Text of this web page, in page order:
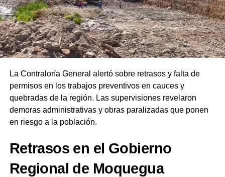
Ejecutivo, el líder instó a la ciudadanía a interceder por
las autoridades salientes y entrantes. Finalmente,
remarcó que las Asambleas de Dios del Perú celebran su
19.ª Confraternidad Regional en Ilo reafirmando el
compromiso de la iglesia de orar constantemente por el
bienestar del país.
La Contraloría General alertó sobre retrasos y falta de
permisos en los trabajos preventivos en cauces y
quebradas de la región. Las supervisiones revelaron
demoras administrativas y obras paralizadas que ponen
en riesgo a la población.
Retrasos en el Gobierno
Regional de Moquegua